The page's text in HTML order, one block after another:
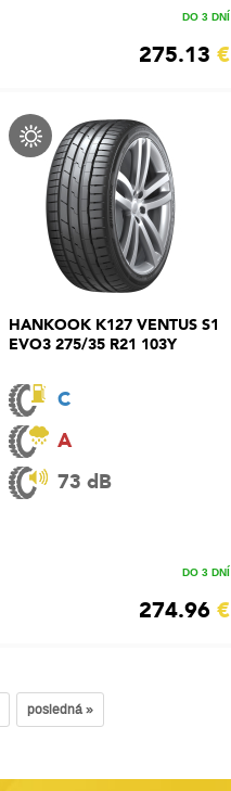
DO 3 DNÍ
275.13 €
HANKOOK K127 VENTUS S1
EVO3 275/35 R21 103Y
C
A
73 dB
DO 3 DNÍ
274.96 €
posledná »